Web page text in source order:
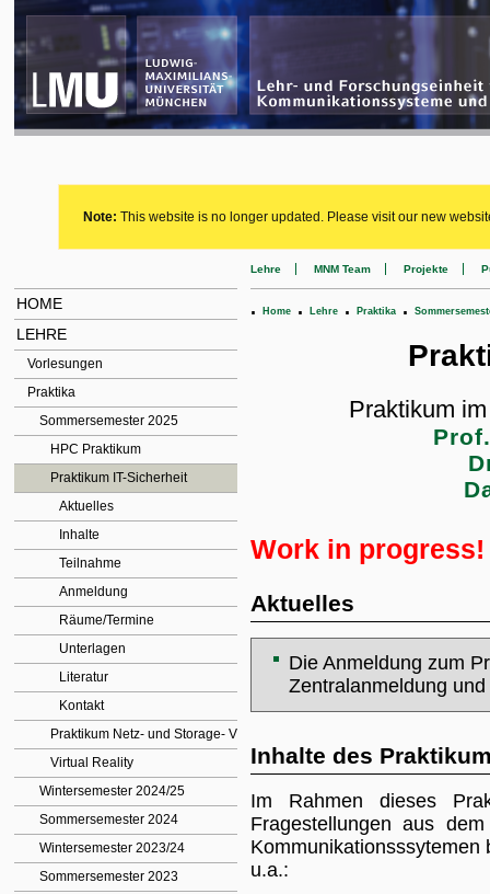
Note: This website is no longer updated. Please visit our new
HOME
LEHRE
Vorlesungen
Praktika
Sommersemester 2025
HPC Praktikum
Praktikum IT-Sicherheit
Aktuelles
Inhalte
Teilnahme
Anmeldung
Räume/Termine
Unterlagen
Literatur
Kontakt
Praktikum Netz- und Storage- Virtualisierung
Virtual Reality
Wintersemester 2024/25
Sommersemester 2024
Wintersemester 2023/24
Sommersemester 2023
Lehre MNM Team Projekte
. Home . Lehre . Praktika .
Praktikum
Work in progress!
Aktuelles
Die Anmeldung zum
Zentralanmeldung
Inhalte des
Im Rahmen dieses
Fragestellungen aus
u.a.: